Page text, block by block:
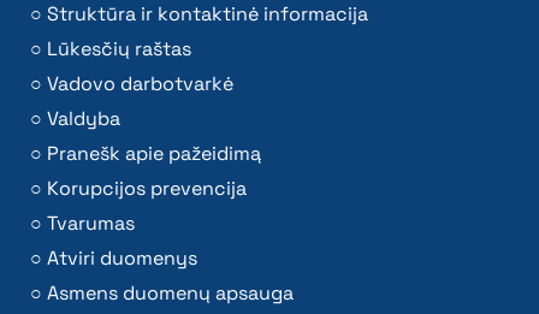
Struktūra ir kontaktinė informacija
Lūkesčių raštas
Vadovo darbotvarkė
Valdyba
Pranešk apie pažeidimą
Korupcijos prevencija
Tvarumas
Atviri duomenys
Asmens duomenų apsauga